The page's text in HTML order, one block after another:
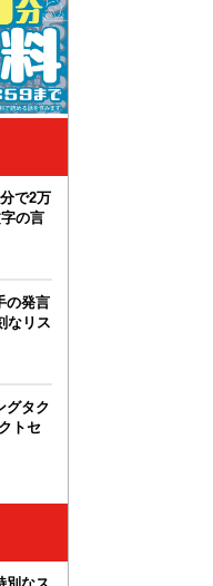
で2万
の言
の発言
なリス
グタク
トセ